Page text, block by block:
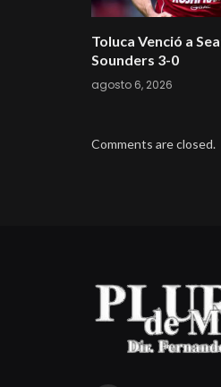
Toluca Venció a
Sounders 3-0
agosto 6, 2026
Comments are closed.